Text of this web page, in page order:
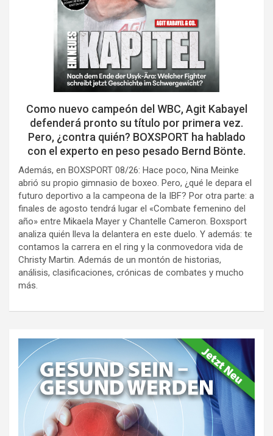
Como nuevo campeón del WBC, Agit Kabayel
defenderá pronto su título por primera vez.
Pero, ¿contra quién? BOXSPORT ha hablado
con el experto en peso pesado Bernd Bönte.
Además, en BOXSPORT 08/26: Hace poco, Nina Meinke
abrió su propio gimnasio de boxeo. Pero, ¿qué le depara el
futuro deportivo a la campeona de la IBF? Por otra parte: a
finales de agosto tendrá lugar el «Combate femenino del
año» entre Mikaela Mayer y Chantelle Cameron. Boxsport
analiza quién lleva la delantera en este duelo. Y además: te
contamos la carrera en el ring y la conmovedora vida de
Christy Martin. Además de un montón de historias,
análisis, clasificaciones, crónicas de combates y mucho
más.